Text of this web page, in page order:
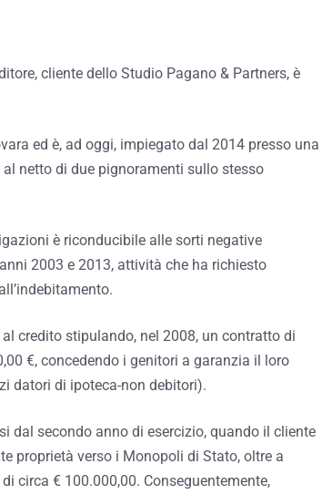
cliente dello Studio Pagano & Partners, è
ed è, ad oggi, impiegato dal 2014 presso una
netto di due pignoramenti sullo stesso
è riconducibile alle sorti negative
2003 e 2013, attività che ha richiesto
credito stipulando, nel 2008, un contratto di
€, concedendo i genitori a garanzia il loro
datori di ipoteca-non debitori).
dal secondo anno di esercizio, quando il cliente
proprietà verso i Monopoli di Stato, oltre a
circa € 100.000,00. Conseguentemente,